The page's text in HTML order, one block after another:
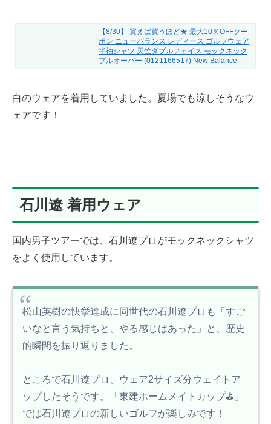
【8/30】 買えば買うほど★ 最大10％OFFクー
ポン ニューバランス レディース ゴルフウェア
半袖シャツ 天竺ダブルフェイス モックネック
プルオーバー (0121166517) New Balance
白のウェアを着用していました。夏場でも涼しそうなウ
ェアです！
石川遼 着用ウェア
国内男子ツアーでは、石川遼プロがモックネックシャツ
をよく使用しています。
松山英樹の快挙達成に同世代の石川遼プロも「すご
いなと言う気持ちと、やる感じはあった」と、歴史
的瞬間を振り返りました。
ところで石川遼プロ、ウェア2サイズ分ウェイトア
ップしたそうです。「東建ホームメイトカップ⛳️」
では石川遼プロの新しいゴルフが楽しみです！